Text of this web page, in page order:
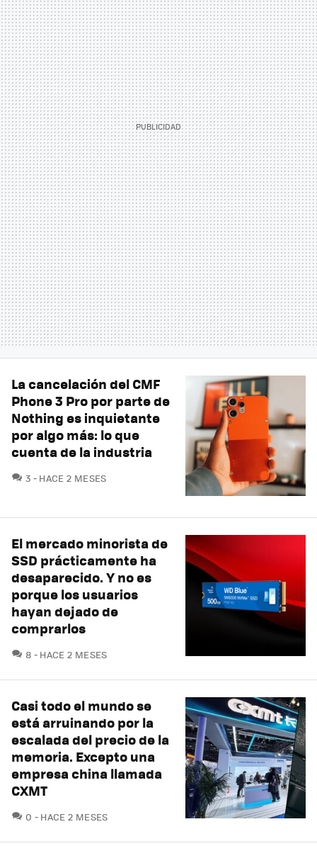
La cancelación del CMF
Phone 3 Pro por parte de
Nothing es inquietante
por algo más: lo que
cuenta de la industria
3 COMENTARIOS
HACE 2 MESES
El mercado minorista de
SSD prácticamente ha
desaparecido. Y no es
porque los usuarios
hayan dejado de
comprarlos
8 COMENTARIOS
HACE 2 MESES
Casi todo el mundo se
está arruinando por la
escalada del precio de la
memoria. Excepto una
empresa china llamada
CXMT
0 COMENTARIOS
HACE 2 MESES